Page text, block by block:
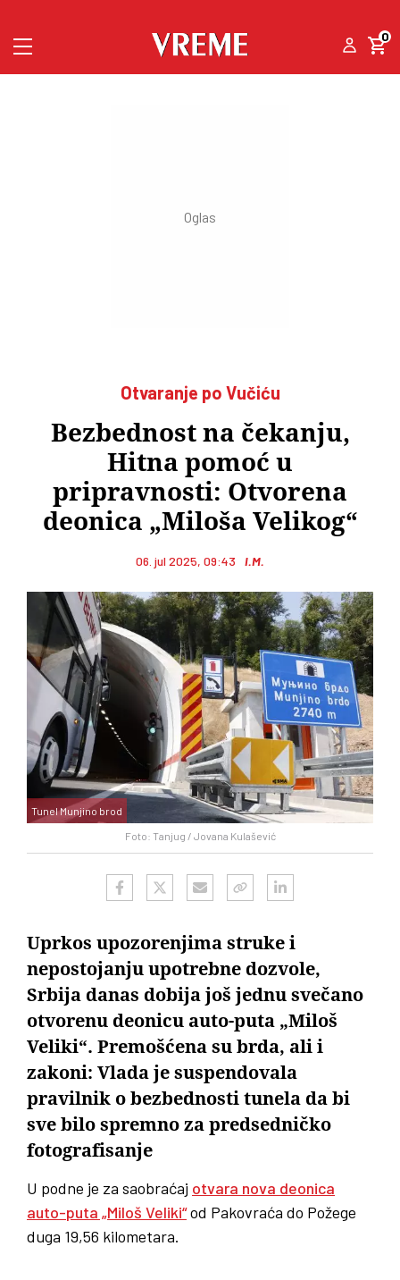
0
Otvaranje po Vučiću
Bezbednost na čekanju,
Hitna pomoć u
pripravnosti: Otvorena
deonica „Miloša Velikog“
06. jul 2025, 09:43 I.M.
Foto: Tanjug / Jovana Kulašević
Tunel Munjino brod
Uprkos upozorenjima struke i
nepostojanju upotrebne dozvole,
Srbija danas dobija još jednu svečano
otvorenu deonicu auto-puta „Miloš
Veliki“. Premošćena su brda, ali i
zakoni: Vlada je suspendovala
pravilnik o bezbednosti tunela da bi
sve bilo spremno za predsedničko
fotografisanje
U podne je za saobraćaj otvara nova deonica
auto-puta „Miloš Veliki“od Pakovraća do Požege
duga 19,56 kilometara.